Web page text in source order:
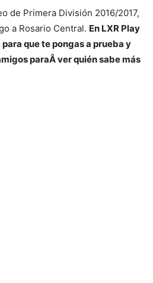
de Primera División 2016/2017,
a Rosario Central. En LXR Play
que te pongas a prueba y
paraÂ ver quién sabe más